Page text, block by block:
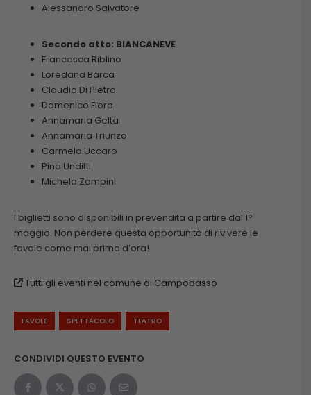
Alessandro Salvatore
Secondo atto: BIANCANEVE
Francesca Riblino
Loredana Barca
Claudio Di Pietro
Domenico Fiora
Annamaria Gelta
Annamaria Triunzo
Carmela Uccaro
Pino Unditti
Michela Zampini
I biglietti sono disponibili in prevendita a partire dal 1°
maggio. Non perdere questa opportunità di rivivere le
favole come mai prima d’ora!
Tutti gli eventi nel comune di Campobasso
FAVOLE SPETTACOLO TEATRO
CONDIVIDI QUESTO EVENTO